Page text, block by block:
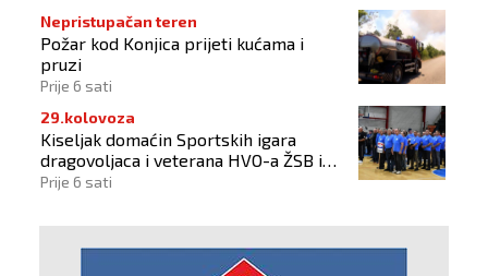
Nepristupačan teren
Požar kod Konjica prijeti kućama i
pruzi
Prije 6 sati
29.kolovoza
Kiseljak domaćin Sportskih igara
dragovoljaca i veterana HVO-a ŽSB i
Dana branitelja
Prije 6 sati